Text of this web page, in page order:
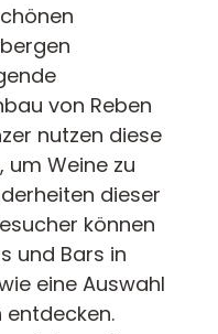
von Reben
nutzen diese
um Weine zu
dieser
können
und Bars in
eine Auswahl